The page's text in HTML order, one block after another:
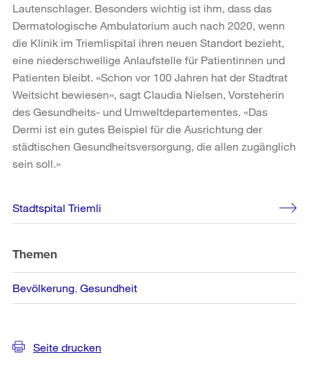
Lautenschlager. Besonders wichtig ist ihm, dass das
Dermatologische Ambulatorium auch nach 2020, wenn
die Klinik im Triemlispital ihren neuen Standort bezieht,
eine niederschwellige Anlaufstelle für Patientinnen und
Patienten bleibt. «Schon vor 100 Jahren hat der Stadtrat
Weitsicht bewiesen», sagt Claudia Nielsen, Vorsteherin
des Gesundheits- und Umweltdepartementes. «Das
Dermi ist ein gutes Beispiel für die Ausrichtung der
städtischen Gesundheitsversorgung, die allen zugänglich
sein soll.»
Weitere
Informationen
Stadtspital Triemli
Themen
Bevölkerung Gesundheit
Seite drucken